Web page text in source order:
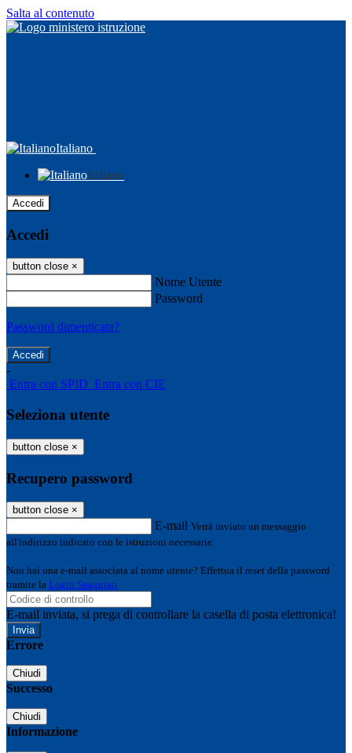
Salta al contenuto
Italiano
Italiano
Accedi
Accedi
button close ×
Nome Utente
Password
Password dimenticata?
-
Entra con SPID Entra con CIE
Seleziona utente
button close ×
Recupero password
button close ×
E-mail Verrà inviato un messaggio
all'indirizzo indicato con le istruzioni necessarie.
Non hai una e-mail associata al nome utente? Effettua il reset della password
tramite la Login Spaggiari
E-mail inviata, si prega di controllare la casella di posta elettronica!
Errore
Chiudi
Successo
Chiudi
Informazione